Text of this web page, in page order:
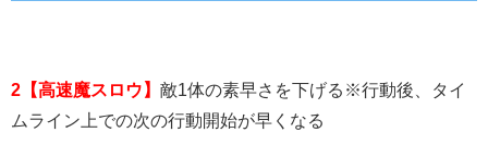
2【高速魔スロウ】 敵1体の素早さを下げる※行動後、タイ
ムライン上での次の行動開始が早くなる